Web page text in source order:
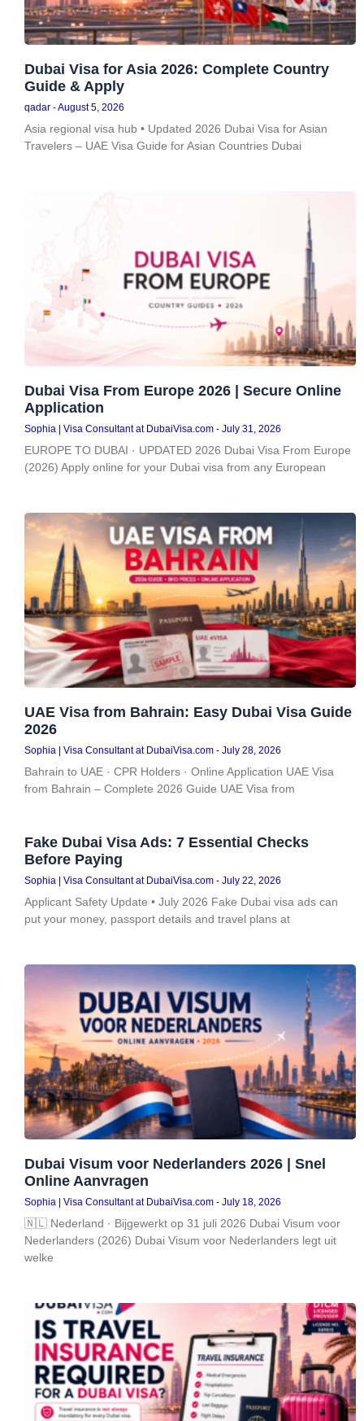
Dubai Visa for Asia 2026: Complete Country
Guide & Apply
qadar August 5, 2026
Asia regional visa hub • Updated 2026 Dubai Visa for Asian
Travelers – UAE Visa Guide for Asian Countries Dubai
Dubai Visa From Europe 2026 | Secure Online
Application
Sophia | Visa Consultant at DubaiVisa.com July 31, 2026
EUROPE TO DUBAI · UPDATED 2026 Dubai Visa From Europe
(2026) Apply online for your Dubai visa from any European
UAE Visa from Bahrain: Easy Dubai Visa Guide
2026
Sophia | Visa Consultant at DubaiVisa.com July 28, 2026
Bahrain to UAE · CPR Holders · Online Application UAE Visa
from Bahrain – Complete 2026 Guide UAE Visa from
Fake Dubai Visa Ads: 7 Essential Checks
Before Paying
Sophia | Visa Consultant at DubaiVisa.com July 22, 2026
Applicant Safety Update • July 2026 Fake Dubai visa ads can
put your money, passport details and travel plans at
Dubai Visum voor Nederlanders 2026 | Snel
Online Aanvragen
Sophia | Visa Consultant at DubaiVisa.com July 18, 2026
🇳🇱 Nederland · Bijgewerkt op 31 juli 2026 Dubai Visum voor
Nederlanders (2026) Dubai Visum voor Nederlanders legt uit
welke